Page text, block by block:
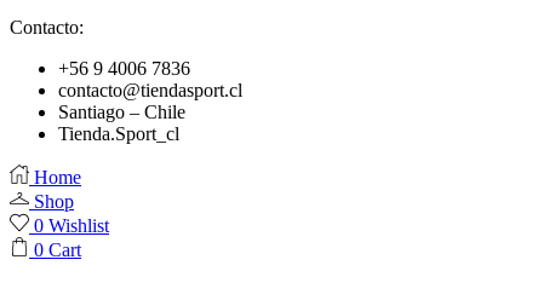
Contacto:
+56 9 4006 7836
contacto@tiendasport.cl
Santiago – Chile
Tienda.Sport_cl
Home
Shop
0 Wishlist
0 Cart